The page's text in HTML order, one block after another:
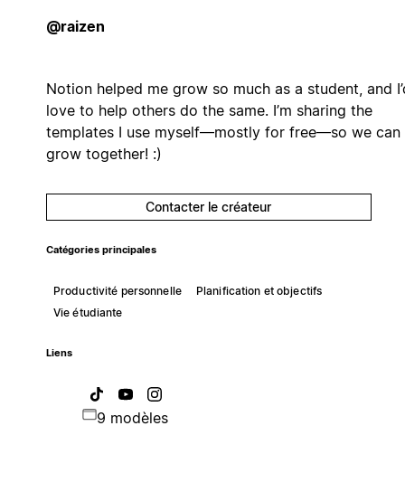
@raizen
Notion helped me grow so much as a student, and
love to help others do the same. I’m sharing the
templates I use myself—mostly for free—so we can
grow together! :)
Contacter le créateur
Catégories principales
Productivité personnelle
Planification et objectifs
Vie étudiante
Liens
9 modèles